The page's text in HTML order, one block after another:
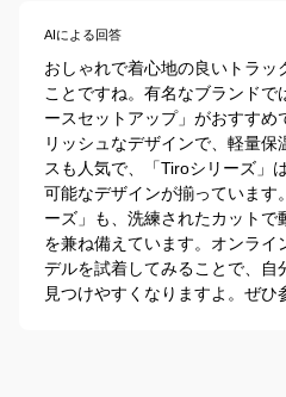
AIによる回答
おしゃれで着心地の良いトラッ
ことですね。有名なブランドで
ースセットアップ」がおすすめ
リッシュなデザインで、軽量
スも人気で、「Tiroシリーズ」
可能なデザインが揃っています
ーズ」も、洗練されたカットで
を兼ね備えています。オンライ
デルを試着してみることで、自
見つけやすくなりますよ。ぜひ